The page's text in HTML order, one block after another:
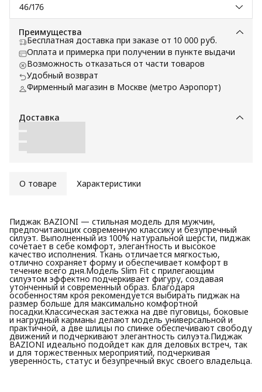
46/176
Преимущества
Бесплатная доставка при заказе от 10 000 руб.
Оплата и примерка при получении в пункте выдачи
Возможность отказаться от части товаров
Удобный возврат
Фирменный магазин в Москве (метро Аэропорт)
Доставка
О товаре Характеристики
Пиджак BAZIONI — стильная модель для мужчин,
предпочитающих современную классику и безупречный
силуэт. Выполненный из 100% натуральной шерсти, пиджак
сочетает в себе комфорт, элегантность и высокое
качество исполнения. Ткань отличается мягкостью,
отлично сохраняет форму и обеспечивает комфорт в
течение всего дня.Модель Slim Fit с прилегающим
силуэтом эффектно подчеркивает фигуру, создавая
утонченный и современный образ. Благодаря
особенностям кроя рекомендуется выбирать пиджак на
размер больше для максимально комфортной
посадки.Классическая застежка на две пуговицы, боковые
и нагрудный карманы делают модель универсальной и
практичной, а две шлицы по спинке обеспечивают свободу
движений и подчеркивают элегантность силуэта.Пиджак
BAZIONI идеально подойдет как для деловых встреч, так
и для торжественных мероприятий, подчеркивая
уверенность, статус и безупречный вкус своего владельца.